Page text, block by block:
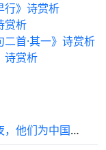
行》诗赏析
赏析
二首·其一》诗赏析
诗赏析
一票决定未来，一枪打出希望，这一夜，他们为中国的命运下注